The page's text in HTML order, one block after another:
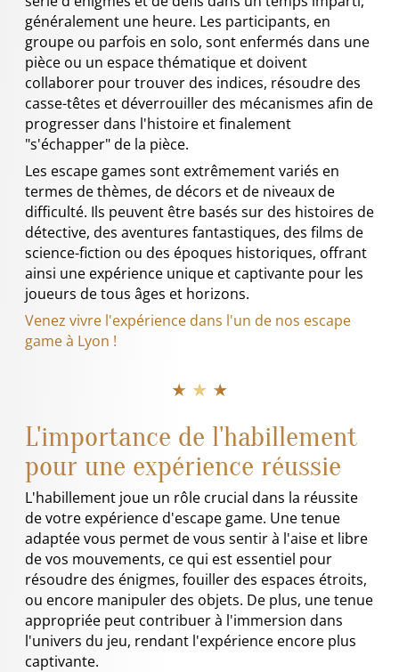
généralement une heure. Les participants, en
groupe ou parfois en solo, sont enfermés dans une
pièce ou un espace thématique et doivent
collaborer pour trouver des indices, résoudre des
casse-têtes et déverrouiller des mécanismes afin de
progresser dans l'histoire et finalement
"s'échapper" de la pièce.
Les escape games sont extrêmement variés en
termes de thèmes, de décors et de niveaux de
difficulté. Ils peuvent être basés sur des histoires de
détective, des aventures fantastiques, des films de
science-fiction ou des époques historiques, offrant
ainsi une expérience unique et captivante pour les
joueurs de tous âges et horizons.
Venez vivre l'expérience dans l'un de nos escape
game à Lyon !
★ ★ ★
L'importance de l'habillement
pour une expérience réussie
L'habillement joue un rôle crucial dans la réussite
de votre expérience d'escape game. Une tenue
adaptée vous permet de vous sentir à l'aise et libre
de vos mouvements, ce qui est essentiel pour
résoudre des énigmes, fouiller des espaces étroits,
ou encore manipuler des objets. De plus, une tenue
appropriée peut contribuer à l'immersion dans
l'univers du jeu, rendant l'expérience encore plus
captivante.